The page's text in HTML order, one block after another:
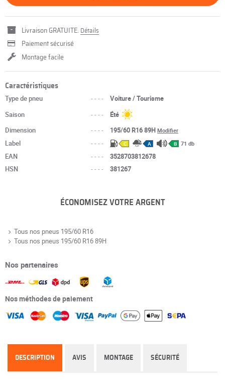
Livraison GRATUITE. Détails
Paiement sécurisé
Montage facile
Caractéristiques
Type de pneu ----
Voiture / Tourisme
Saison
----
Été
Dimension
---- 195/60 R16 89HModifier
Label ---- C A B 71 db
EAN ----
3528703812678
HSN
---- 381267
ÉCONOMISEZ VOTRE ARGENT
Tous nos pneus 195/60 R16
Tous nos pneus 195/60 R16 89H
Nos partenaires
Nos méthodes de paiement
DESCRIPTION AVIS MONTAGE SÉCURITÉ